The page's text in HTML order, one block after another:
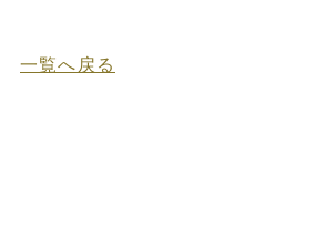
一覧へ戻る